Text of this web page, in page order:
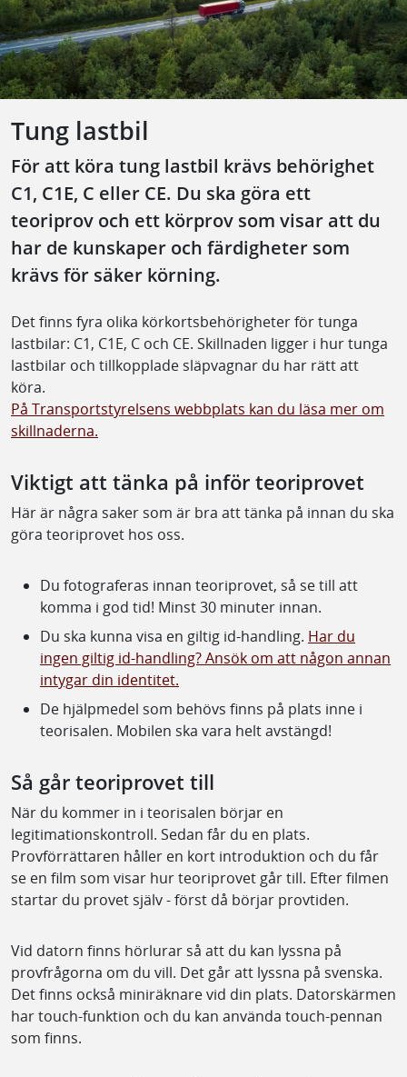
Tung lastbil
För att köra tung lastbil krävs behörighet
C1, C1E, C eller CE. Du ska göra ett
teoriprov och ett körprov som visar att du
har de kunskaper och färdigheter som
krävs för säker körning.
Det finns fyra olika körkortsbehörigheter för tunga
lastbilar: C1, C1E, C och CE. Skillnaden ligger i hur tunga
lastbilar och tillkopplade släpvagnar du har rätt att
köra.
På Transportstyrelsens webbplats kan du läsa mer om
skillnaderna.
Viktigt att tänka på inför teoriprovet
Här är några saker som är bra att tänka på innan du ska
göra teoriprovet hos oss.
Du fotograferas innan teoriprovet, så se till att
komma i god tid! Minst 30 minuter innan.
Du ska kunna visa en giltig id-handling. Har du
ingen giltig id-handling? Ansök om att någon annan
intygar din identitet.
De hjälpmedel som behövs finns på plats inne i
teorisalen. Mobilen ska vara helt avstängd!
Så går teoriprovet till
När du kommer in i teorisalen börjar en
legitimationskontroll. Sedan får du en plats.
Provförrättaren håller en kort introduktion och du får
se en film som visar hur teoriprovet går till. Efter filmen
startar du provet själv - först då börjar provtiden.
Vid datorn finns hörlurar så att du kan lyssna på
provfrågorna om du vill. Det går att lyssna på svenska.
Det finns också miniräknare vid din plats. Datorskärmen
har touch-funktion och du kan använda touch-pennan
som finns.